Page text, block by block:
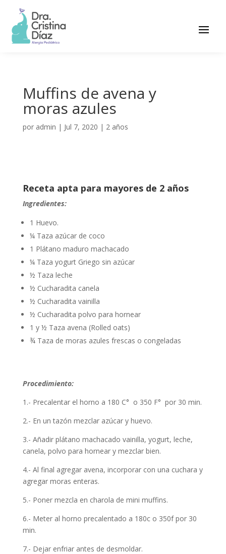
Muffins de avena y
moras azules
por admin | Jul 7, 2020 | 2 años
Receta apta para mayores de 2 años
Ingredientes:
1 Huevo.
¼ Taza azúcar de coco
1 Plátano maduro machacado
¼ Taza yogurt Griego sin azúcar
½ Taza leche
½ Cucharadita canela
½ Cucharadita vainilla
½ Cucharadita polvo para hornear
1 y ½ Taza avena (Rolled oats)
¾ Taza de moras azules frescas o congeladas
Procedimiento:
1.- Precalentar el horno a 180 C° o 350 F° por 30 min.
2.- En un tazón mezclar azúcar y huevo.
3.- Añadir plátano machacado vainilla, yogurt, leche,
canela, polvo para hornear y mezclar bien.
4.- Al final agregar avena, incorporar con una cuchara y
agregar moras enteras.
5.- Poner mezcla en charola de mini muffins.
6.- Meter al horno precalentado a 180c o 350f por 30
min.
7.- Dejar enfriar antes de desmoldar.